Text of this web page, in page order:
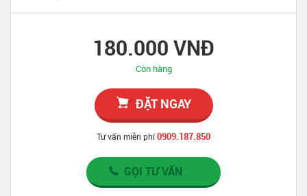
180.000 VNĐ
Còn hàng
ĐẶT NGAY
Tư vấn miễn phí0909.187.850
GỌI TƯ VẤN